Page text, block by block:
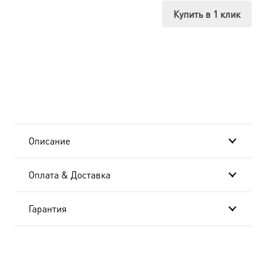
Купить в 1 клик
Описание
Оплата & Доставка
Гарантия